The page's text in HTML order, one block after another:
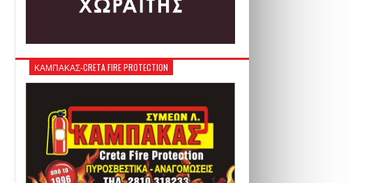
ΚΑΜΠΑΚΑΣ-CRETA FIRE PROTECTION